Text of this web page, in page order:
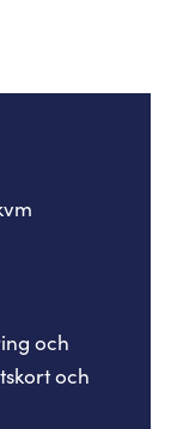
och
och